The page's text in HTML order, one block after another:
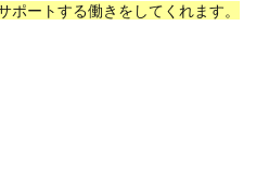
ポートする働きをしてくれます。